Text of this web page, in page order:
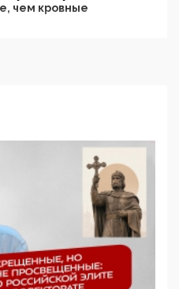
чем кровные
в России, но
определять
Минцифры намерено
право
объекты от